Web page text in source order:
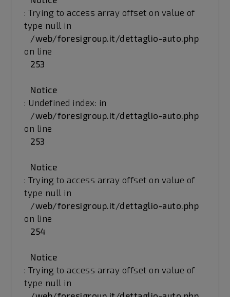
: Trying to access array offset on value of
type null in
/web/foresigroup.it/dettaglio-auto.php
on line
253
Notice
: Undefined index: in
/web/foresigroup.it/dettaglio-auto.php
on line
253
Notice
: Trying to access array offset on value of
type null in
/web/foresigroup.it/dettaglio-auto.php
on line
254
Notice
: Trying to access array offset on value of
type null in